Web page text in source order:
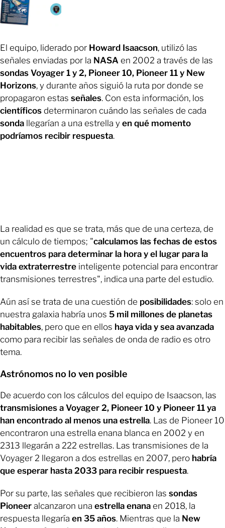
El equipo, liderado por Howard Isaacson, utilizó las
señales enviadas por la NASA en 2002 a través de las
sondas Voyager 1 y 2, Pioneer 10, Pioneer 11 y New
Horizons, y durante años siguió la ruta por donde se
propagaron estas señales. Con esta información, los
científicos determinaron cuándo las señales de cada
sonda llegarían a una estrella y en qué momento
podríamos recibir respuesta.
La realidad es que se trata, más que de una certeza, de
un cálculo de tiempos; "calculamos las fechas de estos
encuentros para determinar la hora y el lugar para la
vida extraterrestre inteligente potencial para encontrar
transmisiones terrestres", indica una parte del estudio.
Aún así se trata de una cuestión de posibilidades: solo en
nuestra galaxia habría unos 5 mil millones de planetas
habitables, pero que en ellos haya vida y sea avanzada
como para recibir las señales de onda de radio es otro
tema.
Astrónomos no lo ven posible
De acuerdo con los cálculos del equipo de Isaacson, las
transmisiones a Voyager 2, Pioneer 10 y Pioneer 11 ya
han encontrado al menos una estrella. Las de Pioneer 10
encontraron una estrella enana blanca en 2002 y en
2313 llegarán a 222 estrellas. Las transmisiones de la
Voyager 2 llegaron a dos estrellas en 2007, pero habría
que esperar hasta 2033 para recibir respuesta.
Por su parte, las señales que recibieron las sondas
Pioneer alcanzaron una estrella enana en 2018, la
respuesta llegaría en 35 años. Mientras que la New